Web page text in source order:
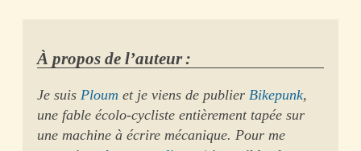
À propos de l’auteur :
Je suisPloum et je viens de publierBikepunk,
une fable écolo-cycliste entièrement tapée sur
une machine à écrire mécanique. Pour me